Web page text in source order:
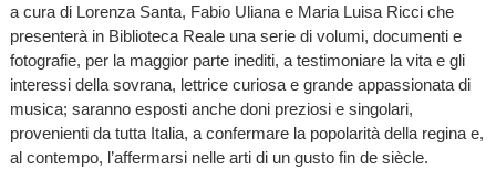
a cura di Lorenza Santa, Fabio Uliana e Maria Luisa Ricci che
presenterà in Biblioteca Reale una serie di volumi, documenti e
fotografie, per la maggior parte inediti, a testimoniare la vita e gli
interessi della sovrana, lettrice curiosa e grande appassionata di
musica; saranno esposti anche doni preziosi e singolari,
provenienti da tutta Italia, a confermare la popolarità della regina e,
al contempo, l’affermarsi nelle arti di un gusto fin de siècle.